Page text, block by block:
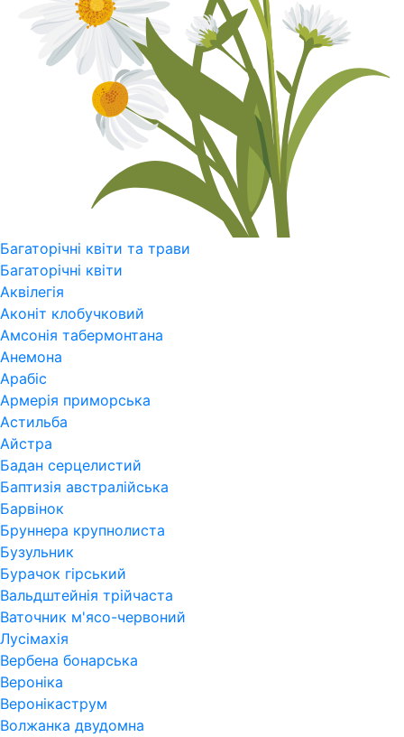
Багаторічні квіти та трави
Багаторічні квіти
Аквілегія
Аконіт клобучковий
Амсонія табермонтана
Анемона
Арабіс
Армерія приморська
Астильба
Айстра
Бадан серцелистий
Баптизія австралійська
Барвінок
Бруннера крупнолиста
Бузульник
Бурачок гірський
Вальдштейнія трійчаста
Ваточник м'ясо-червоний
Лусімахія
Вербена бонарська
Вероніка
Веронікаструм
Волжанка двудомна